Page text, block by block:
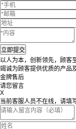
以人为本，创新领先，顾客
竭诚为顾客提供优质的产品
金牌售后
请您留言
X
当前客服人员不在线，请填